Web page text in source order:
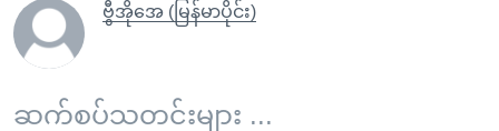
ဗွီအိုအေ (မြန်မာပိုင်း)
ဆက်စပ်သတင်းများ ...